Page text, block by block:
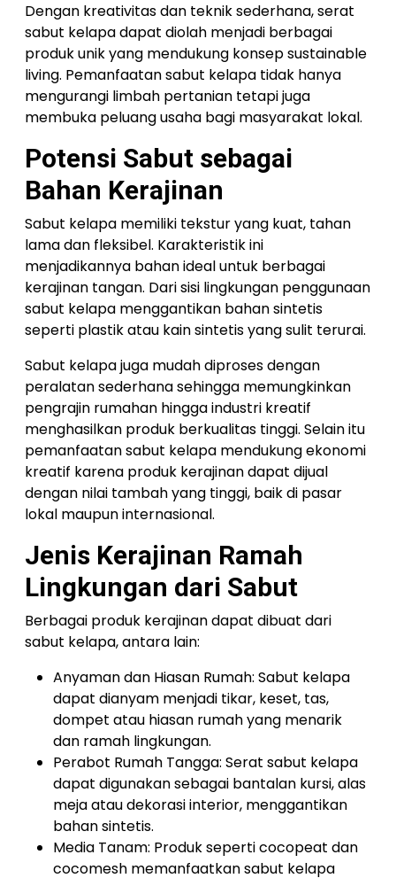
Dengan kreativitas dan teknik sederhana, serat
sabut kelapa dapat diolah menjadi berbagai
produk unik yang mendukung konsep sustainable
living. Pemanfaatan sabut kelapa tidak hanya
mengurangi limbah pertanian tetapi juga
membuka peluang usaha bagi masyarakat lokal.
Potensi Sabut sebagai
Bahan Kerajinan
Sabut kelapa memiliki tekstur yang kuat, tahan
lama dan fleksibel. Karakteristik ini
menjadikannya bahan ideal untuk berbagai
kerajinan tangan. Dari sisi lingkungan penggunaan
sabut kelapa menggantikan bahan sintetis
seperti plastik atau kain sintetis yang sulit terurai.
Sabut kelapa juga mudah diproses dengan
peralatan sederhana sehingga memungkinkan
pengrajin rumahan hingga industri kreatif
menghasilkan produk berkualitas tinggi. Selain itu
pemanfaatan sabut kelapa mendukung ekonomi
kreatif karena produk kerajinan dapat dijual
dengan nilai tambah yang tinggi, baik di pasar
lokal maupun internasional.
Jenis Kerajinan Ramah
Lingkungan dari Sabut
Berbagai produk kerajinan dapat dibuat dari
sabut kelapa, antara lain:
Anyaman dan Hiasan Rumah: Sabut kelapa
dapat dianyam menjadi tikar, keset, tas,
dompet atau hiasan rumah yang menarik
dan ramah lingkungan.
Perabot Rumah Tangga: Serat sabut kelapa
dapat digunakan sebagai bantalan kursi, alas
meja atau dekorasi interior, menggantikan
bahan sintetis.
Media Tanam: Produk seperti cocopeat dan
cocomesh memanfaatkan sabut kelapa